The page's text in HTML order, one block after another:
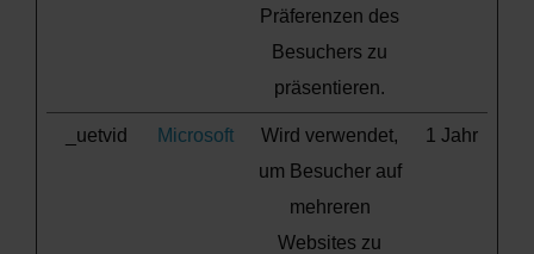
Präferenzen des
Besuchers zu
präsentieren.
_uetvid Microsoft
Wird verwendet,
um Besucher auf
mehreren
Websites zu
1 Jahr